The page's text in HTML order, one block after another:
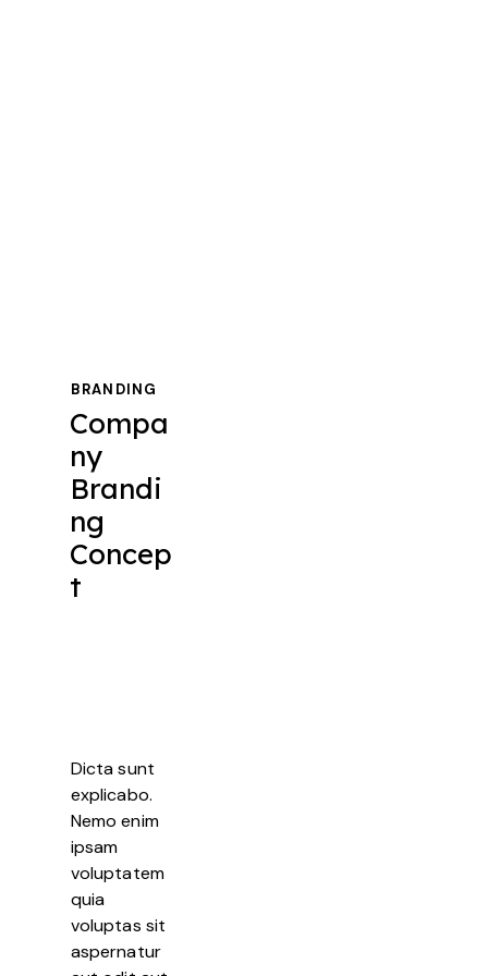
BRANDING
Compa
ny
Brandi
ng
Concep
t
Dicta sunt
explicabo.
Nemo enim
ipsam
voluptatem
quia
voluptas sit
aspernatur